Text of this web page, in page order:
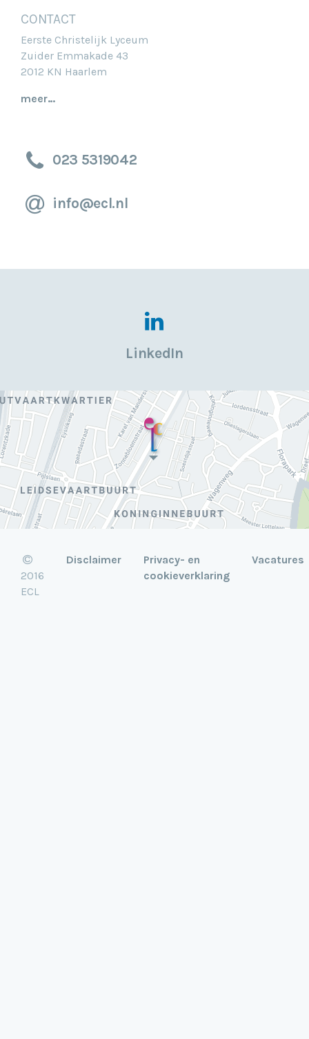
CONTACT
Eerste Christelijk Lyceum
Zuider Emmakade 43
2012 KN Haarlem
meer…
023 5319042
info@ecl.nl
LinkedIn
2016
ECL
Disclaimer
Privacy- en
cookieverklaring
Vacatures